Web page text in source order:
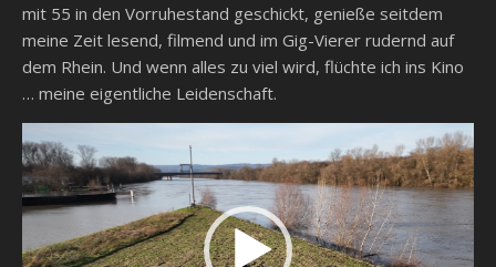
mit 55 in den Vorruhestand geschickt, genieße seitdem
meine Zeit lesend, filmend und im Gig-Vierer rudernd auf
dem Rhein. Und wenn alles zu viel wird, flüchte ich ins Kino
… meine eigentliche Leidenschaft.
Video-
Player